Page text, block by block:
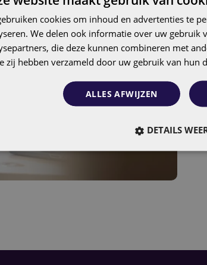
cookies om inhoud en advertenties te
We delen ook informatie over uw gebruik
die deze kunnen combineren met
zij hebben verzameld door uw gebruik van hun
ALLES AFWIJZEN
DETAILS